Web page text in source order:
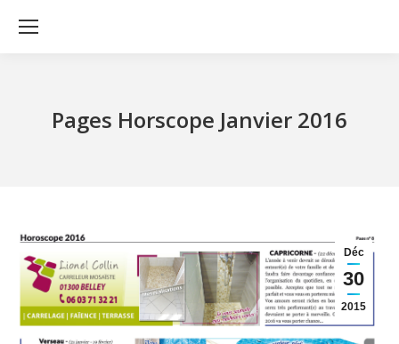
Pages Horscope Janvier 2016
Déc
30
2015